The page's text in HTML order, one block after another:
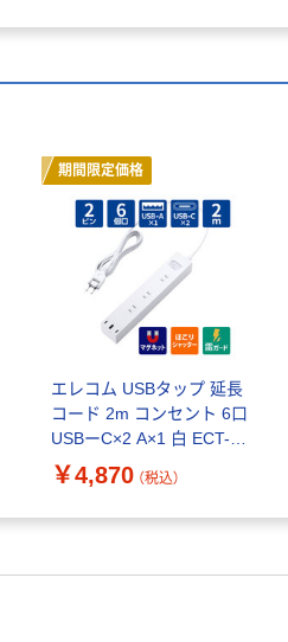
期間限定価格
エレコム USBタップ 延長
コード 2m コンセント 6口
USBーC×2 A×1 白 ECT-
3920WH 1個
￥4,870 （税込）